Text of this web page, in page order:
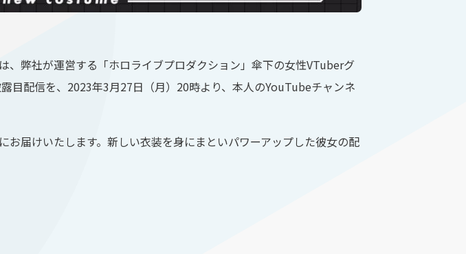
弊社が運営する「ホロライブプロダクション」傘下の女性VTuberグ
目配信を、2023年3月27日（月）20時より、本人のYouTubeチャンネ
届けいたします。新しい衣装を身にまといパワーアップした彼女の配